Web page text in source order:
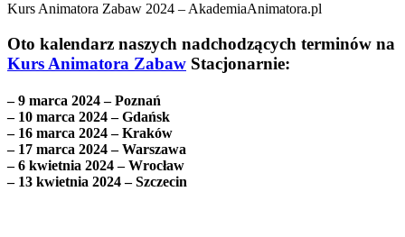
Kurs Animatora Zabaw 2024 – AkademiaAnimatora.pl
Oto kalendarz naszych nadchodzących terminów na
Kurs Animatora Zabaw Stacjonarnie:
– 9 marca 2024 – Poznań
– 10 marca 2024 – Gdańsk
– 16 marca 2024 – Kraków
– 17 marca 2024 – Warszawa
– 6 kwietnia 2024 – Wrocław
– 13 kwietnia 2024 – Szczecin